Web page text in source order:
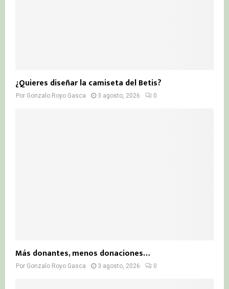
¿Quieres diseñar la camiseta del Betis?
Por Gonzalo Royo Gasca 3 agosto, 2026 0
Más donantes, menos donaciones…
Por Gonzalo Royo Gasca 3 agosto, 2026 0